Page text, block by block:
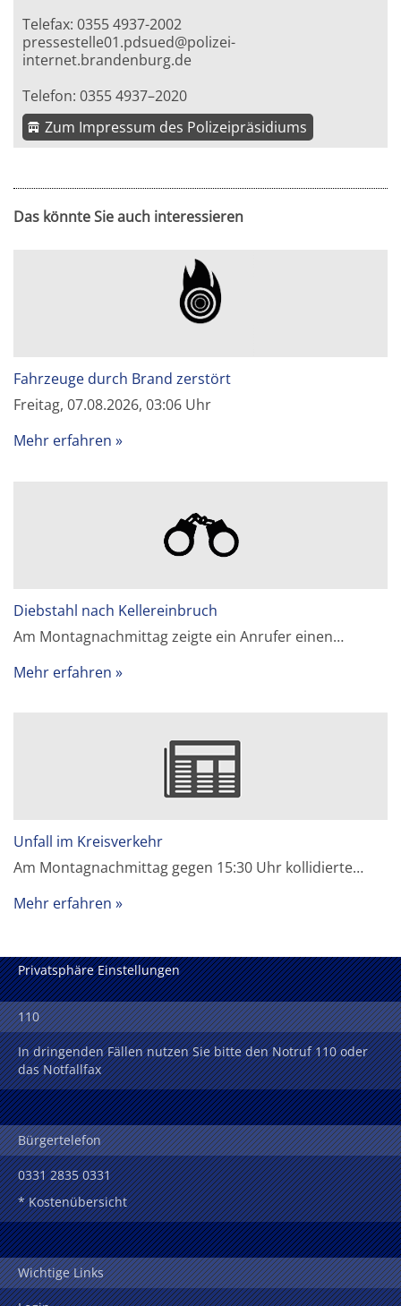
Telefax: 0355 4937-2002
pressestelle01.pdsued@polizei-
internet.brandenburg.de
Telefon: 0355 4937–2020
Zum Impressum des Polizeipräsidiums
Das könnte Sie auch interessieren
Fahrzeuge durch Brand zerstört
Freitag, 07.08.2026, 03:06 Uhr
Mehr erfahren
Diebstahl nach Kellereinbruch
Am Montagnachmittag zeigte ein Anrufer einen…
Mehr erfahren
Unfall im Kreisverkehr
Am Montagnachmittag gegen 15:30 Uhr kollidierte…
Mehr erfahren
Privatsphäre Einstellungen
110
In dringenden Fällen nutzen Sie bitte den Notruf 110 oder
das Notfallfax
Bürgertelefon
0331 2835 0331
* Kostenübersicht
Wichtige Links